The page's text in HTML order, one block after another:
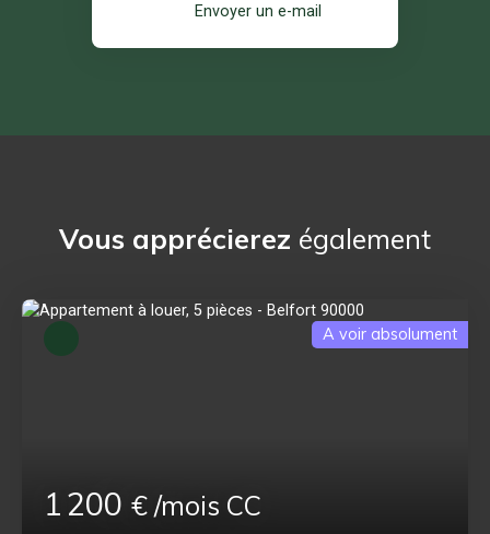
Envoyer un e-mail
Vous apprécierez également
1 200 € /mois CC
A voir absolument